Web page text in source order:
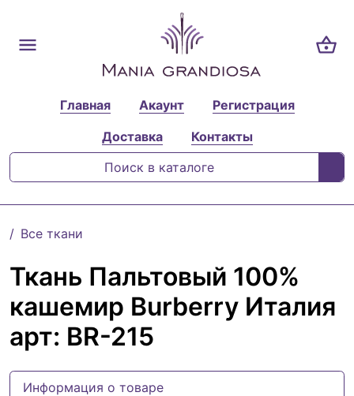
Главная Акаунт
Регистрация
Доставка
Контакты
Все ткани
Ткань Пальтовый 100%
кашемир Burberry Италия
арт: BR-215
Информация о товаре